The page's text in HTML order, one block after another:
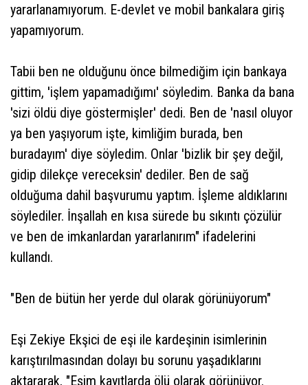
yararlanamıyorum. E-devlet ve mobil bankalara giriş
yapamıyorum.
Tabii ben ne olduğunu önce bilmediğim için bankaya
gittim, 'işlem yapamadığımı' söyledim. Banka da bana
'sizi öldü diye göstermişler' dedi. Ben de 'nasıl oluyor
ya ben yaşıyorum işte, kimliğim burada, ben
buradayım' diye söyledim. Onlar 'bizlik bir şey değil,
gidip dilekçe vereceksin' dediler. Ben de sağ
olduğuma dahil başvurumu yaptım. İşleme aldıklarını
söylediler. İnşallah en kısa sürede bu sıkıntı çözülür
ve ben de imkanlardan yararlanırım" ifadelerini
kullandı.
"Ben de bütün her yerde dul olarak görünüyorum"
Eşi Zekiye Ekşici de eşi ile kardeşinin isimlerinin
karıştırılmasından dolayı bu sorunu yaşadıklarını
aktararak, "Eşim kayıtlarda ölü olarak görünüyor.